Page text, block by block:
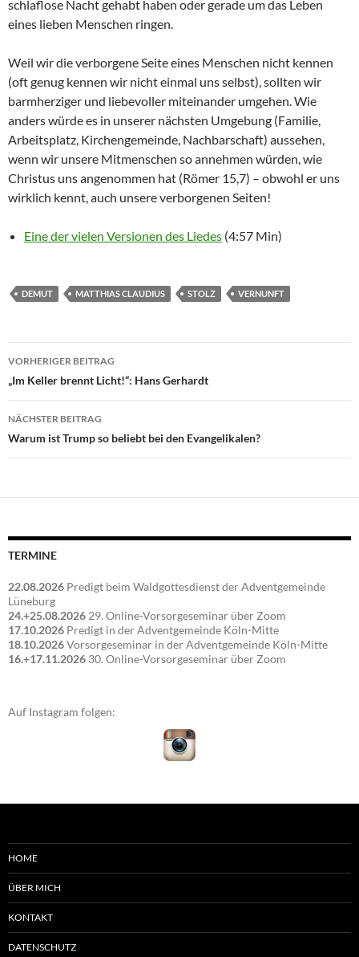
schlaflose Nacht gehabt haben oder gerade um das Leben
eines lieben Menschen ringen.
Weil wir die verborgene Seite eines Menschen nicht kennen
(oft genug kennen wir nicht einmal uns selbst), sollten wir
barmherziger und liebevoller miteinander umgehen. Wie
anders würde es in unserer nächsten Umgebung (Familie,
Arbeitsplatz, Kirchengemeinde, Nachbarschaft) aussehen,
wenn wir unsere Mitmenschen so annehmen würden, wie
Christus uns angenommen hat (Römer 15,7) – obwohl er uns
wirklich kennt, auch unsere verborgenen Seiten!
Eine der vielen Versionen des Liedes (4:57 Min)
DEMUT MATTHIAS CLAUDIUS STOLZ VERNUNFT
Beitragsnavigation
VORHERIGER BEITRAG
„Im Keller brennt Licht!“: Hans Gerhardt
NÄCHSTER BEITRAG
Warum ist Trump so beliebt bei den Evangelikalen?
TERMINE
22.08.2026 Predigt beim Waldgottesdienst der Adventgemeinde
Lüneburg
24.+25.08.202629. Online-Vorsorgeseminar über Zoom
17.10.2026 Predigt in der Adventgemeinde Köln-Mitte
18.10.2026Vorsorgeseminar in der Adventgemeinde Köln-Mitte
16.+17.11.2026 30. Online-Vorsorgeseminar über Zoom
Auf Instagram folgen:
HOME
ÜBER MICH
KONTAKT
DATENSCHUTZ